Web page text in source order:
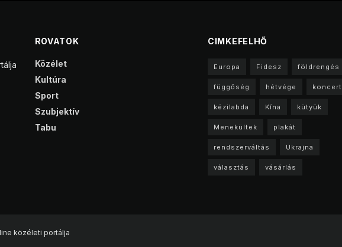
ROVATOK
Közélet
Kultúra
Sport
Szubjektív
Tabu
CIMKEFELHŐ
Europa Fidesz földrengés
függőség hétvége koncert
kézilabda Kína kütyük
Menekültek plakát
rendszerváltás Ukrajna
választás vásárlás
közéleti portálja